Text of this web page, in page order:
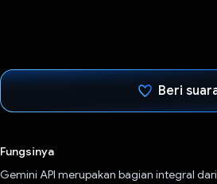
Beri
Fungsinya
Gemini API merupakan bagian integral